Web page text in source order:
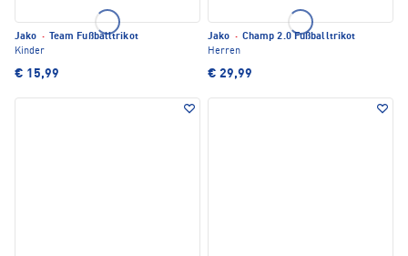
Jako ·
Team Fußballtrikot
Kinder
€ 15,99
Jako · Champ 2.0 Fußballtrikot
Herren
€ 29,99